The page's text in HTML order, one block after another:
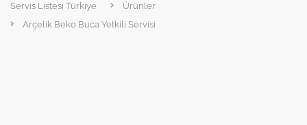
Servis Listesi Türkiye
Ürünler
Arçelik Beko Buca Yetkili Servisi